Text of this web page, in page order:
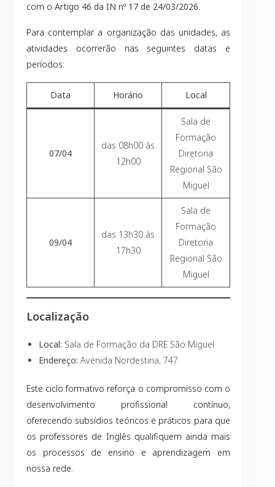
com o Artigo 46 da IN nº 17 de 24/03/2026.
Para contemplar a organização das unidades, as
atividades ocorrerão nas seguintes datas e
períodos:
Data Horário Local
07/04
das 08h00 às
12h00
Sala de
Formação
Diretoria
Regional São
Miguel
09/04
das 13h30 às
17h30
Sala de
Formação
Diretoria
Regional São
Miguel
Localização
Local: Sala de Formação da DRE São Miguel
Endereço: Avenida Nordestina, 747
Este ciclo formativo reforça o compromisso com o
desenvolvimento profissional contínuo,
oferecendo subsídios teóricos e práticos para que
os professores de Inglês qualifiquem ainda mais
os processos de ensino e aprendizagem em
nossa rede.